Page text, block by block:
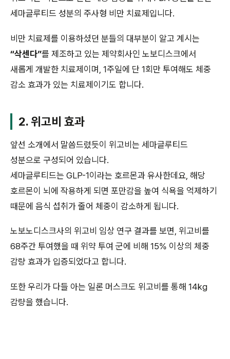
세마글루티드 성분의 주사형 비만 치료제입니다.
비만 치료제를 이용하셨던 분들의 대부분이 알고 계시는
“삭센다”를 제조하고 있는 제약회사인 노보디스크에서
새롭게 개발한 치료제이며, 1주일에 단 1회만 투여해도 체중
감소 효과가 있는 치료제이기도 합니다.
2. 위고비 효과
앞선 소개에서 말씀드렸듯이 위고비는 세마글루티드
성분으로 구성되어 있습니다.
세마글루티드는 GLP-1이라는 호르몬과 유사한데요, 해당
호르몬이 뇌에 작용하게 되면 포만감을 높여 식욕을 억제하기
때문에 음식 섭취가 줄어 체중이 감소하게 됩니다.
노보노디스크사의 위고비 임상 연구 결과를 보면, 위고비를
68주간 투여했을 때 위약 투여 군에 비해 15% 이상의 체중
감량 효과가 입증되었다고 합니다.
또한 우리가 다들 아는 일론 머스크도 위고비를 통해 14kg
감량을 했습니다.